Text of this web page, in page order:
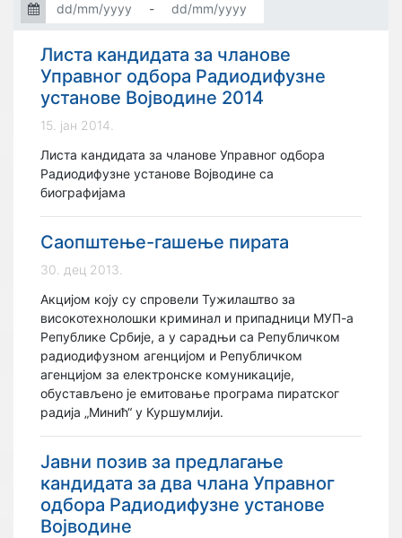
-
Листа кандидата за чланове
Управног одбора Радиодифузне
установе Војводине 2014
15. јан 2014.
Листа кандидата за чланове Управног одбора
Радиодифузне установе Војводине са
биографијама
Саопштење-гашење пирата
30. дец 2013.
Акцијом коју су спровели Тужилаштво за
високотехнолошки криминал и припадници МУП-а
Републике Србије, а у сарадњи са Републичком
радиодифузном агенцијом и Републичком
агенцијом за електронске комуникације,
обустављено је емитовање програма пиратског
радија „Минић“ у Куршумлији.
Јавни позив за предлагање
кандидата за два члана Управног
одбора Радиодифузне установе
Војводине